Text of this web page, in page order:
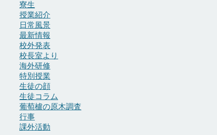
寮生
授業紹介
日常風景
最新情報
校外発表
校長室より
海外研修
特別授業
生徒の顔
生徒コラム
葡萄櫨の原木調査
行事
課外活動